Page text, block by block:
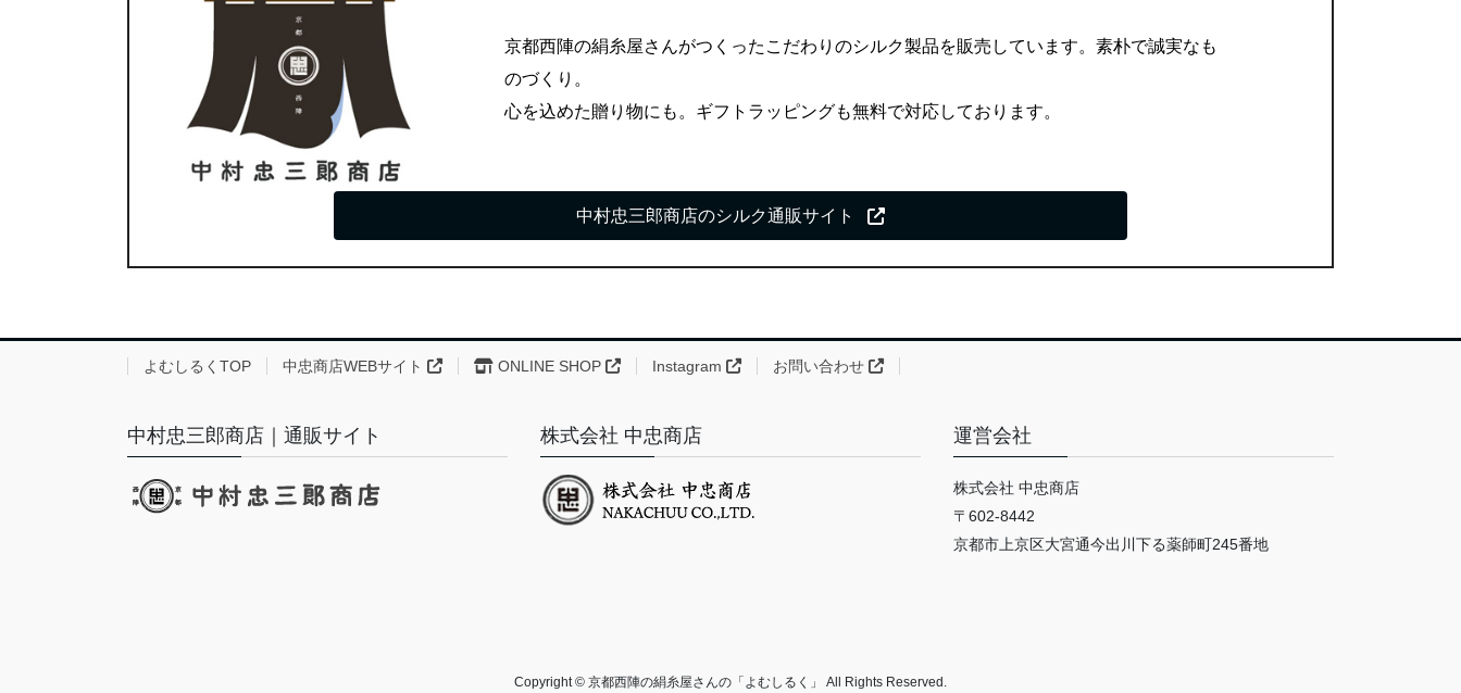
京都西陣の絹糸屋さんがつくったこだわりのシルク製品を販売しています。素朴で誠実なも
のづくり。
心を込めた贈り物にも。ギフトラッピングも無料で対応しております。
中村忠三郎商店のシルク通販サイト
よむしるくTOP 中忠商店WEBサイト ONLINE SHOP Instagram お問い合わせ
中村忠三郎商店｜通販サイト 株式会社 中忠商店 運営会社
株式会社 中忠商店
〒602-8442
京都市上京区大宮通今出川下る薬師町245番地
Copyright © 京都西陣の絹糸屋さんの「よむしるく」 All Rights Reserved.